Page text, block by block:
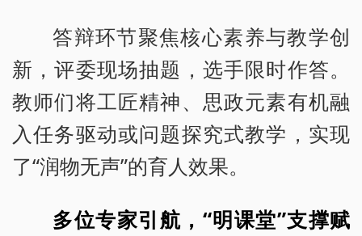
答辩环节聚焦核心素养与教学创
新，评委现场抽题，选手限时作答。
教师们将工匠精神、思政元素有机融
入任务驱动或问题探究式教学，实现
了“润物无声”的育人效果。
多位专家引航，“明课堂”支撑赋